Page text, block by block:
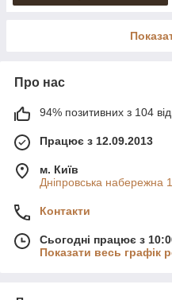
Про нас
94% позитивних з 104
Працює з 12.09.2013
м. Київ
Дніпровська набережна
Контакти
Сьогодні працює з
Показати весь графік